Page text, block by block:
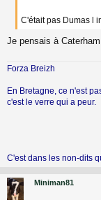
C'était pas Dumas l
Je pensais à
Forza Breizh
En Bretagne, ce n'est
c'est le verre qui a peur.
C'est dans les non-dits
Miniman81